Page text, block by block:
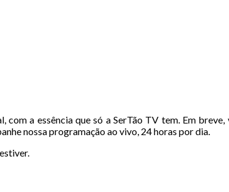
com a essência que só a SerTão TV tem. Em
nossa programação ao vivo, 24 horas por dia.